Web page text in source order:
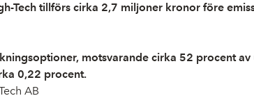
Tech tillförs cirka 2,7 miljoner kronor före
motsvarande cirka 52 procent
0,22 procent.
AB